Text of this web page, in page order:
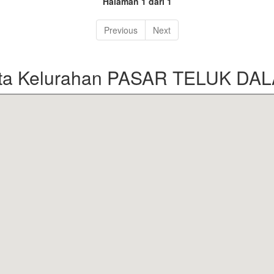
Previous Next
Kelurahan PASAR TELUK